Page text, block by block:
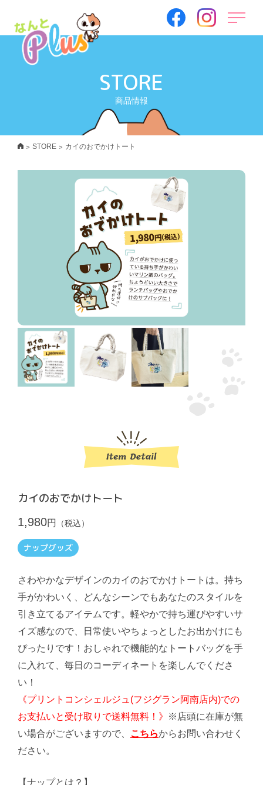
STORE
商品情報
> STORE > カイのおでかけトート
カイのおでかけトート
1,980円 （税込）
ナップグッズ
さわやかなデザインのカイのおでかけトートは。持ち
手がかわいく、どんなシーンでもあなたのスタイルを
引き立てるアイテムです。軽やかで持ち運びやすいサ
イズ感なので、日常使いやちょっとしたお出かけにも
ぴったりです！おしゃれで機能的なトートバッグを手
に入れて、毎日のコーディネートを楽しんでくださ
い！
《プリントコンシェルジュ(フジグラン阿南店内)での
お支払いと受け取りで送料無料！》
※店頭に在庫が無
い場合がございますので、 こちらからお問い合わせく
ださい。
【ナップとは？】